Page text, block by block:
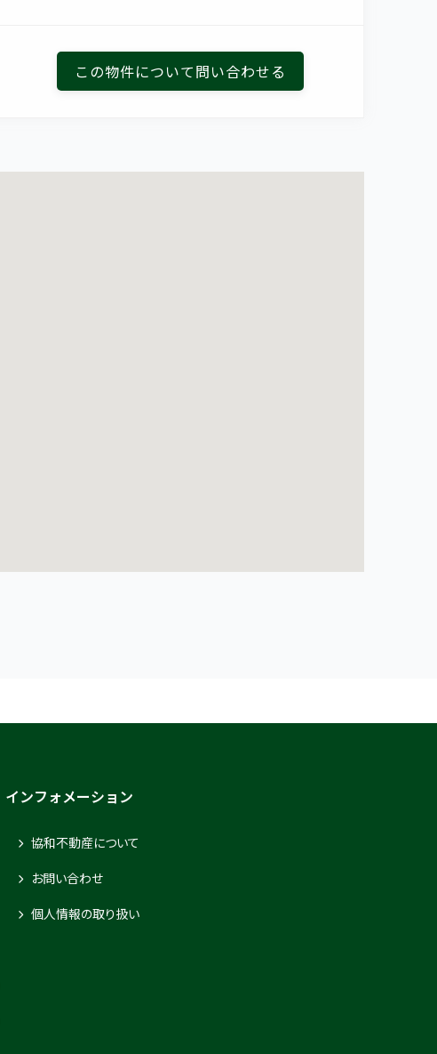
この物件について問い合わせる
インフォメーション
協和不動産について
お問い合わせ
個人情報の取り扱い